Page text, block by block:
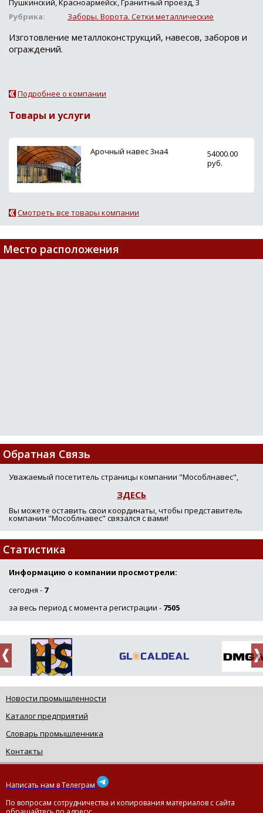
Пушкинский, Красноармейск, Гранитный проезд, 3
Рубрика:
Заборы. Ворота. Сетки металлические
Изготовление металлоконструкций, навесов, заборов и
ограждений.
Подробнее о компании
Товары и услуги
Арочный навес 3на4
54000.00
руб.
Смотреть все товары компании
Место расположения
Обратная Связь
Уважаемый посетитель страницы компании "Мособлнавес",
ЗДЕСЬ
Вы можете оставить свои координаты, чтобы представитель
компании "Мособлнавес" связался с вами!
Статистика
Информацию о компании просмотрели:
сегодня - 7
за весь период с момента регистрации - 7505
Новости промышленности
Каталог предприятий
Словарь промышленника
Контакты
Написать нам в Телеграм
По вопросам сотрудничества и копирования материалов с сайта